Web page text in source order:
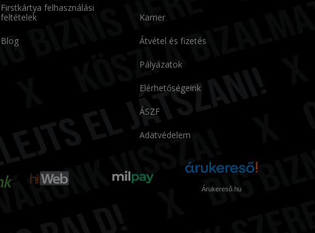
Firstkártya felhasználási
feltételek
Blog
Karrier
Átvétel és fizetés
Pályázatok
Elérhetőségeink
ÁSZF
Adatvédelem
Árukereső.hu